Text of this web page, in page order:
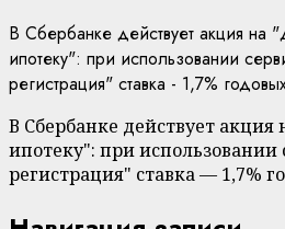
В Сбербанке действует акция на
ипотеку": при использовании
регистрация" ставка - 1,7%
В Сбербанке действует
ипотеку": при использовании
регистрация" ставка — 1,7%